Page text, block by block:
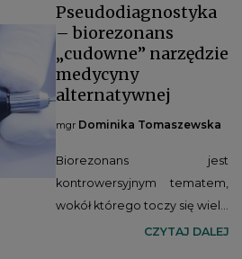
Pseudodiagnostyka
– biorezonans
„cudowne” narzędzie
medycyny
alternatywnej
mgr Dominika Tomaszewska
Biorezonans jest
kontrowersyjnym tematem,
wokół którego toczy się wiele
debat dotyczących tego, czy
CZYTAJ DALEJ